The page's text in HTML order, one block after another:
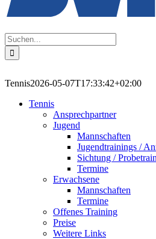
Suche
nach:
Tennis2026-05-07T17:33:42+02:00
Tennis
Ansprechpartner
Jugend
Mannschaften
Jugendtrainings /
Sichtung /
Termine
Erwachsene
Mannschaften
Termine
Offenes Training
Preise
Weitere Links